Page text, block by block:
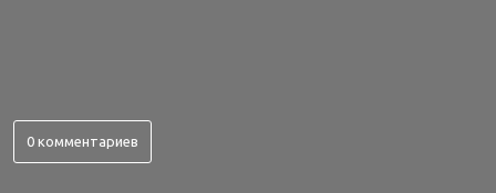
0 комментариев